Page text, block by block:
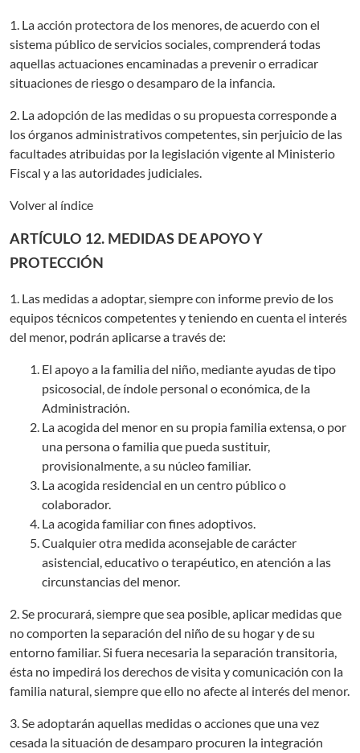
1. La acción protectora de los menores, de acuerdo con el
sistema público de servicios sociales, comprenderá todas
aquellas actuaciones encaminadas a prevenir o erradicar
situaciones de riesgo o desamparo de la infancia.
2. La adopción de las medidas o su propuesta corresponde a
los órganos administrativos competentes, sin perjuicio de las
facultades atribuidas por la legislación vigente al Ministerio
Fiscal y a las autoridades judiciales.
Volver al índice
ARTÍCULO 12. MEDIDAS DE APOYO Y
PROTECCIÓN
1. Las medidas a adoptar, siempre con informe previo de los
equipos técnicos competentes y teniendo en cuenta el interés
del menor, podrán aplicarse a través de:
El apoyo a la familia del niño, mediante ayudas de tipo
psicosocial, de índole personal o económica, de la
Administración.
La acogida del menor en su propia familia extensa, o por
una persona o familia que pueda sustituir,
provisionalmente, a su núcleo familiar.
La acogida residencial en un centro público o
colaborador.
La acogida familiar con fines adoptivos.
Cualquier otra medida aconsejable de carácter
asistencial, educativo o terapéutico, en atención a las
circunstancias del menor.
2. Se procurará, siempre que sea posible, aplicar medidas que
no comporten la separación del niño de su hogar y de su
entorno familiar. Si fuera necesaria la separación transitoria,
ésta no impedirá los derechos de visita y comunicación con la
familia natural, siempre que ello no afecte al interés del menor.
3. Se adoptarán aquellas medidas o acciones que una vez
cesada la situación de desamparo procuren la integración